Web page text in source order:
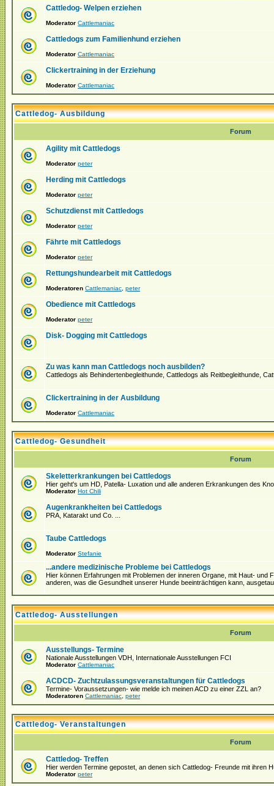
Cattledog- Welpen erziehen
Moderator Cattlemaniac
Cattledogs zum Familienhund erziehen
Moderator Cattlemaniac
Clickertraining in der Erziehung
Moderator Cattlemaniac
Cattledog- Ausbildung
Forum
Agility mit Cattledogs
Moderator peter
Herding mit Cattledogs
Moderator peter
Schutzdienst mit Cattledogs
Moderator peter
Fährte mit Cattledogs
Moderator peter
Rettungshundearbeit mit Cattledogs
Moderatoren Cattlemaniac peter
Obedience mit Cattledogs
Moderator peter
Disk- Dogging mit Cattledogs
Zu was kann man Cattledogs noch ausbilden?
Cattledogs als Behindertenbegleithunde, Cattledogs als Reitbegleithunde,
Clickertraining in der Ausbildung
Moderator Cattlemaniac
Cattledog- Gesundheit
Forum
Skeletterkrankungen bei Cattledogs
Hier geht's um HD, Patella- Luxation und alle anderen Erkrankungen des
Moderator Hot Chili
Augenkrankheiten bei Cattledogs
PRA, Katarakt und Co. ...
Taube Cattledogs
Moderator Stefanie
...andere medizinische Probleme bei Cattledogs
Hier können Erfahrungen mit Problemen der inneren Organe, mit Haut- und
anderen, was die Gesundheit unserer Hunde beeinträchtigen kann,
Cattledog- Ausstellungen
Forum
Ausstellungs- Termine
Nationale Ausstellungen VDH, Internationale Ausstellungen FCI
Moderator Cattlemaniac
ACDCD- Zuchtzulassungsveranstaltungen für Cattledogs
Termine- Voraussetzungen- wie melde ich meinen ACD zu einer ZZL an?
Moderatoren Cattlemaniac peter
Cattledog- Veranstaltungen
Forum
Cattledog- Treffen
Hier werden Termine gepostet, an denen sich Cattledog- Freunde mit ihren
Moderator peter